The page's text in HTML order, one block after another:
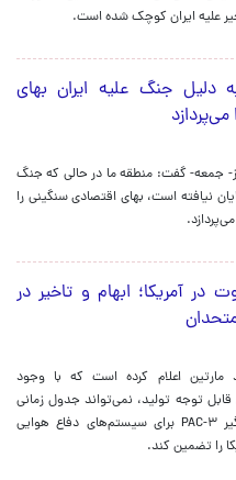
علیه ایران کوچک شده است.
دلیل جنگ علیه ایران بهای
جمعه- گفت: منطقه ما در حالی که جنگ
نیافته است، بهای اقتصادی سنگینی را
در آمریکا؛ ابهام و تاخیر در
مارتین اعلام کرده است که با وجود
قابل توجه تولید، نمی‌تواند جدول زمانی
تحویل موشک‌های رهگیر PAC-۳ برای سیستم‌های دفاع هوایی
را تضمین کند.